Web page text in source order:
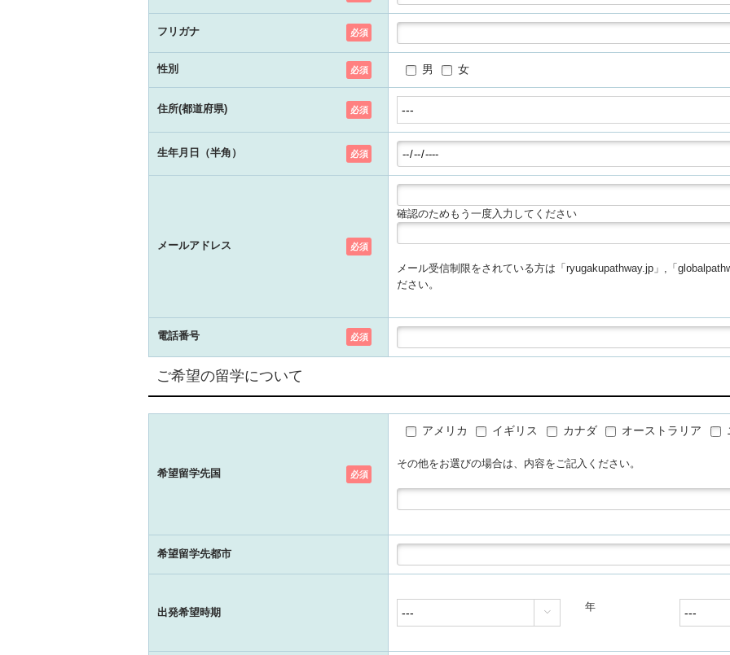
フリガナ 必須
性別 必須 男 女
住所(都道府県) 必須
生年月日（半角） 必須
メールアドレス 必須
確認のためもう一度入力してください
メール受信制限をされている方は「ryugakupathway.jp」,「
ださい。
電話番号 必須
ご希望の留学について
希望留学先国 必須
アメリカ イギリス カナダ オーストラリア
その他をお選びの場合は、内容をご記入ください。
希望留学先都市
出発希望時期  年